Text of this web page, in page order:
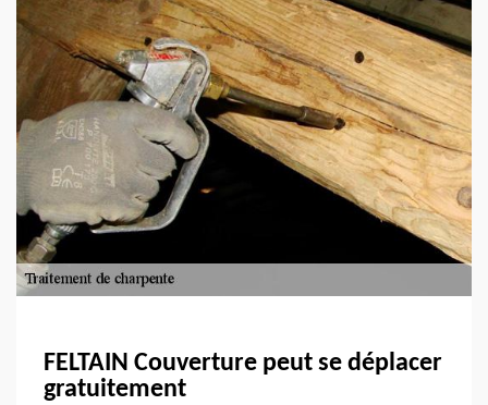
FELTAIN Couverture peut se déplacer
gratuitement